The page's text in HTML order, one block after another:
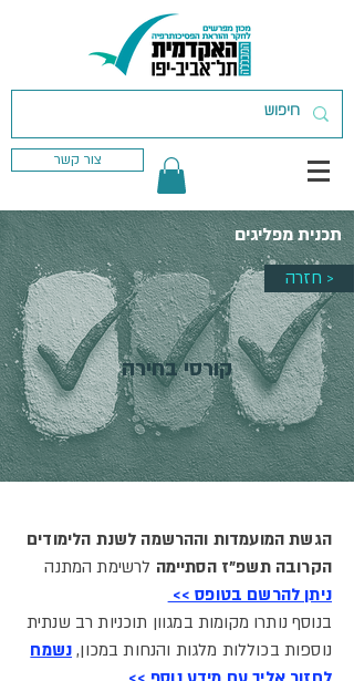
צור קשר
תכנית מפליגים
חזרה >
קורסי בחירה
הגשת המועמדות וההרשמה לשנת הלימודים
הקרובה תשפ"ז הסתיימה לרשימת המתנה
ניתן להרשם בטופס >>
בנוסף נותרו מקומות במגוון תוכניות רב שנתית
נוספות בכוללות מלגות והנחות במכון, נשמח